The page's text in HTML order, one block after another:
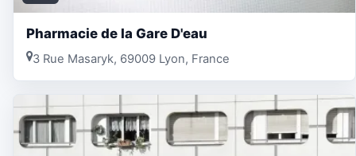
Pharmacie de la Gare D'eau
3 Rue Masaryk, 69009 Lyon, France